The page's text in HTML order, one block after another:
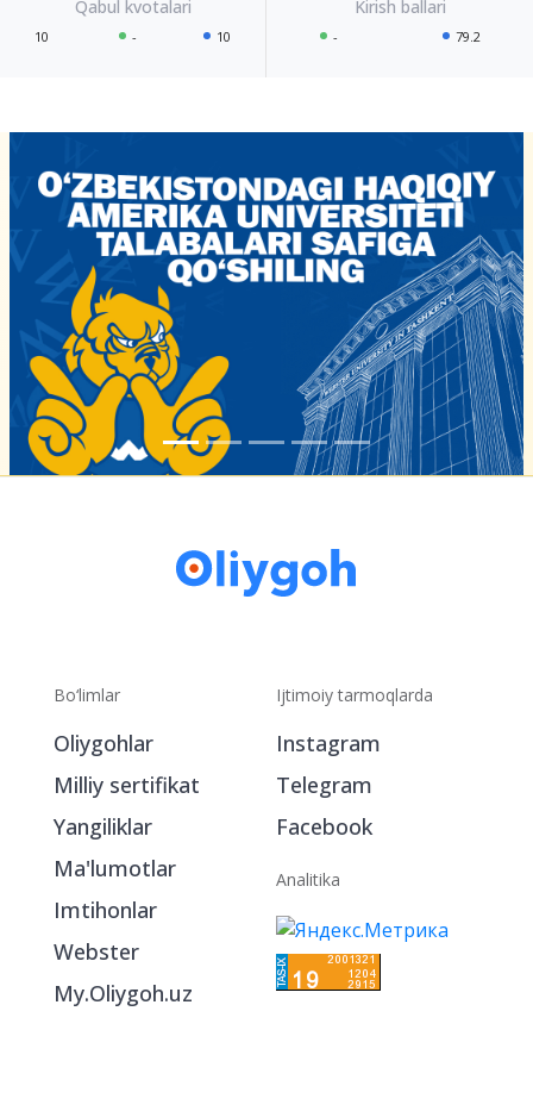
10 - 10 - 79.2
Bo‘limlar
Oliygohlar
Milliy sertifikat
Yangiliklar
Ma'lumotlar
Imtihonlar
Webster
My.Oliygoh.uz
Ijtimoiy tarmoqlarda
Instagram
Telegram
Facebook
Analitika